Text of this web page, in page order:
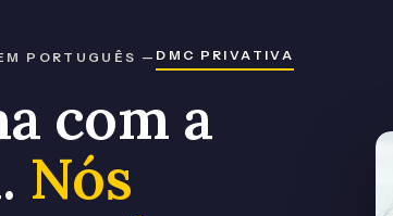
PORTUGUÊS — DMC PRIVATIVA
com a
Nós